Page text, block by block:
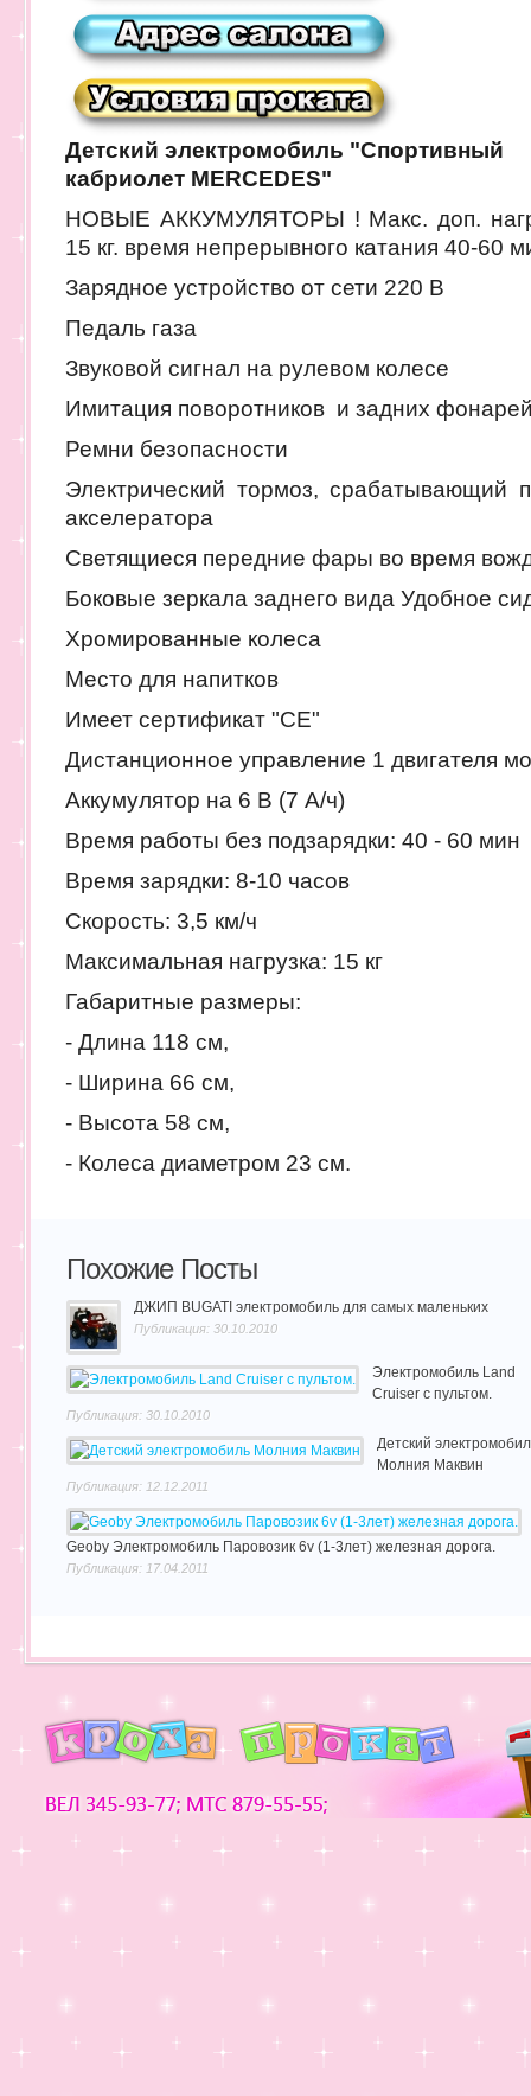
Детский электромобиль "Спортивный
кабриолет MERCEDES"
НОВЫЕ АККУМУЛЯТОРЫ ! Макс. доп.
15 кг. время непрерывного катания 40-60
Зарядное устройство от сети 220 В
Педаль газа
Звуковой сигнал на рулевом колесе
Имитация поворотников и задних
Ремни безопасности
Электрический тормоз, срабатывающий
акселератора
Светящиеся передние фары во время
Боковые зеркала заднего вида Удобное
Хромированные колеса
Место для напитков
Имеет сертификат "СЕ"
Дистанционное управление 1 двигателя
Аккумулятор на 6 В (7 А/ч)
Время работы без подзарядки: 40 - 60 мин
Время зарядки: 8-10 часов
Скорость: 3,5 км/ч
Максимальная нагрузка: 15 кг
Габаритные размеры:
- Длина 118 см,
- Ширина 66 см,
- Высота 58 см,
- Колеса диаметром 23 см.
Похожие Посты
ДЖИП BUGATI электромобиль для самых маленьких
Публикация: 30.10.2010
Электромобиль Land
Cruiser с пультом.
Публикация: 30.10.2010
Детский
Молния Маквин
Публикация: 12.12.2011
Geoby Электромобиль Паровозик 6v (1-3лет) железная дорога.
Публикация: 17.04.2011